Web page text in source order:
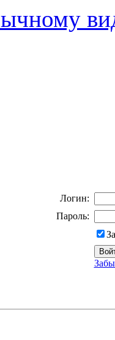
Логин:
Пароль: